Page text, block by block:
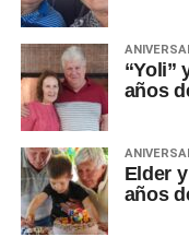
“Yoli”
años
Elder
años